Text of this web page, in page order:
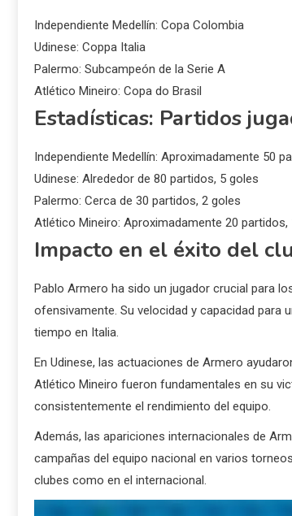
Independiente Medellín: Copa Colombia
Udinese: Coppa Italia
Palermo: Subcampeón de la Serie A
Atlético Mineiro: Copa do Brasil
Estadísticas: Partidos
Independiente Medellín: Aproximadamente 50
Udinese: Alrededor de 80 partidos, 5 goles
Palermo: Cerca de 30 partidos, 2 goles
Atlético Mineiro: Aproximadamente 20 partidos,
Impacto en el éxito del
Pablo Armero ha sido un jugador crucial para
ofensivamente. Su velocidad y capacidad para
tiempo en Italia.
En Udinese, las actuaciones de Armero
Atlético Mineiro fueron fundamentales en su
consistentemente el rendimiento del equipo.
Además, las apariciones internacionales de
campañas del equipo nacional en varios
clubes como en el internacional.